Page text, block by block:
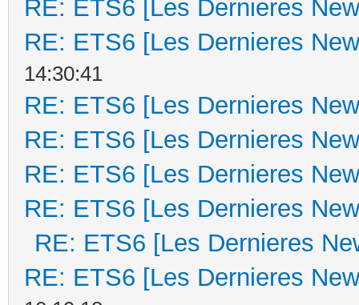
RE: ETS6 [Les Dernieres
RE: ETS6 [Les Dernieres
14:30:41
RE: ETS6 [Les Dernieres
RE: ETS6 [Les Dernieres
RE: ETS6 [Les Dernieres
RE: ETS6 [Les Dernieres
RE: ETS6 [Les Dernieres
RE: ETS6 [Les Dernieres